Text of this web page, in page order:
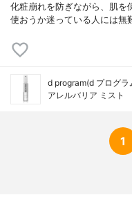
化粧崩れを防ぎながら、肌を
使おうか迷っている人には無
d program(d プログラ
アレルバリア ミスト
1